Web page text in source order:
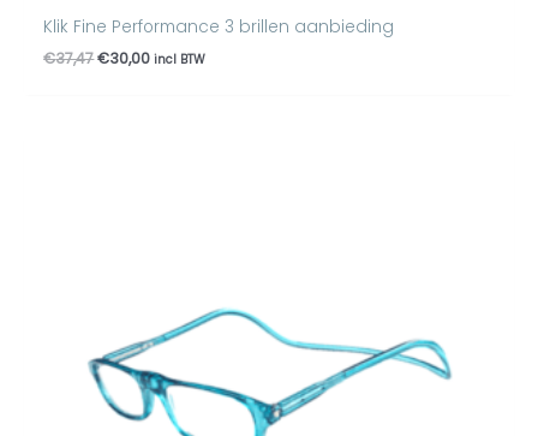
Klik Fine Performance 3 brillen aanbieding
€37,47€30,00 incl BTW